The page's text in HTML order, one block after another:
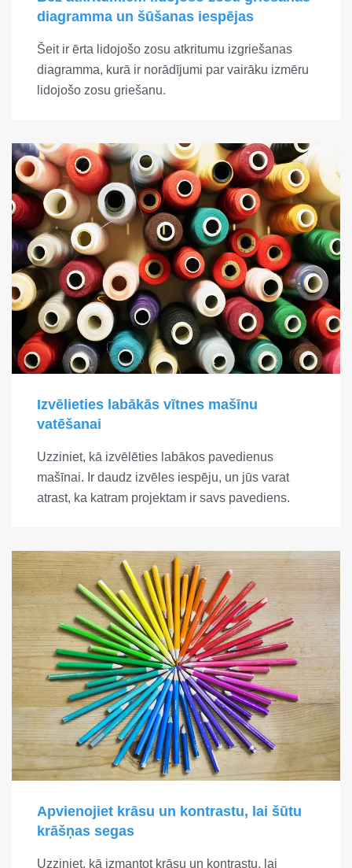
diagramma un šūšanas iespējas
Šeit ir ērta lidojošo zosu atkritumu izgriešanas
diagramma, kurā ir norādījumi par vairāku izmēru
lidojošo zosu griešanu.
Izvēlieties labākās vītnes mašīnu
vatēšanai
Uzziniet, kā izvēlēties labākos pavedienus
mašīnai. Ir daudz izvēles iespēju, un jūs varat
atrast, ka katram projektam ir savs pavediens.
Apvienojiet krāsu un kontrastu, lai šūtu
krāšņas segas
Uzziniet, kā izmantot krāsu un kontrastu, lai